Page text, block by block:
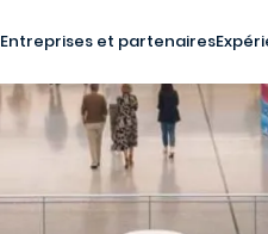
Entreprises et partenaires